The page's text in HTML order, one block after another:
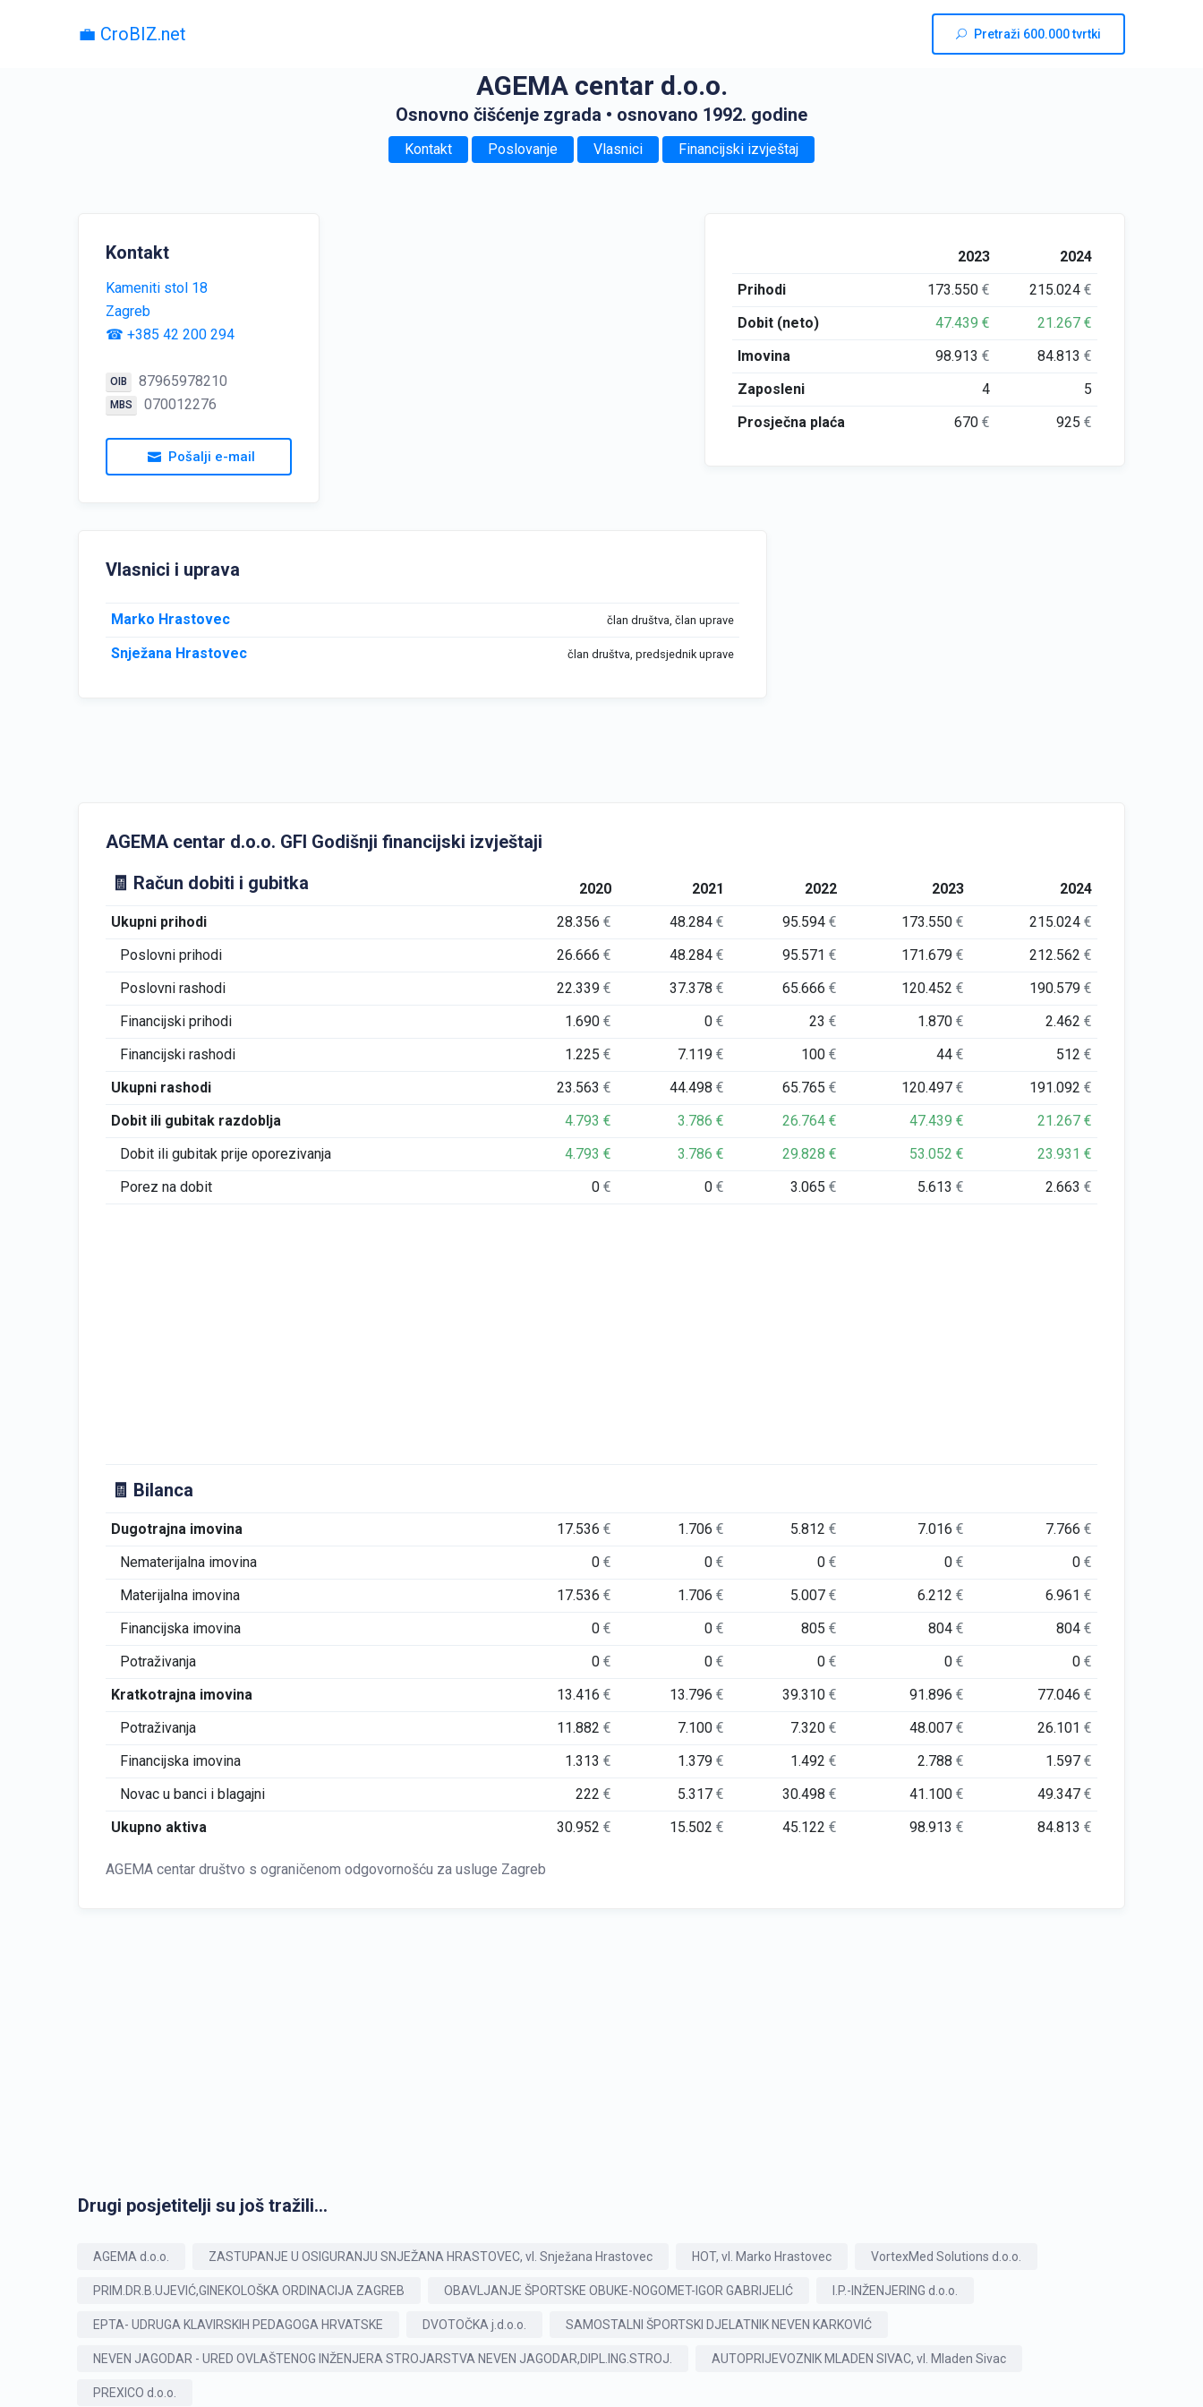
💼 CroBIZ.net Pretraži 600.000 tvrtki
AGEMA centar d.o.o.
Osnovno čišćenje zgrada • osnovano 1992. godine
Kontakt Poslovanje Vlasnici Financijski izvještaj
Kontakt
Kameniti stol 18
Zagreb
☎ +385 42 200 294
OIB 87965978210
MBS 070012276
Pošalji e-mail
2023
2024
Prihodi
173.550€ 215.024€
Dobit (neto)
47.439€ 21.267€
Imovina
98.913€ 84.813€
Zaposleni
4
5
Prosječna plaća
670€ 925€
Vlasnici i uprava
Marko Hrastovec član društva, član uprave
Snježana Hrastovec član društva, predsjednik uprave
AGEMA centar d.o.o. GFI Godišnji financijski izvještaji
🧾 Račun dobiti i gubitka
2020 2021 2022 2023
2024
Ukupni prihodi
28.356€ 48.284€ 95.594€ 173.550€ 215.024€
Poslovni prihodi
26.666€ 48.284€ 95.571€ 171.679€ 212.562€
Poslovni rashodi
22.339€ 37.378€ 65.666€ 120.452€ 190.579€
Financijski prihodi
1.690€ 0€ 23€ 1.870€ 2.462€
Financijski rashodi
1.225€ 7.119€ 100€ 44€ 512€
Ukupni rashodi
23.563€ 44.498€ 65.765€ 120.497€ 191.092€
Dobit ili gubitak razdoblja
4.793€ 3.786€ 26.764€ 47.439€ 21.267€
Dobit ili gubitak prije oporezivanja
4.793€ 3.786€ 29.828€ 53.052€ 23.931€
Porez na dobit
0€ 0€ 3.065€ 5.613€ 2.663€
🧾 Bilanca
Dugotrajna imovina 17.536€ 1.706€ 5.812€ 7.016€ 7.766€
Nematerijalna imovina
0€ 0€ 0€ 0€ 0€
Materijalna imovina
17.536€ 1.706€ 5.007€ 6.212€ 6.961€
Financijska imovina
0€ 0€ 805€ 804€ 804€
Potraživanja
0€ 0€ 0€ 0€ 0€
Kratkotrajna imovina
13.416€ 13.796€ 39.310€ 91.896€ 77.046€
Potraživanja
11.882€ 7.100€ 7.320€ 48.007€ 26.101€
Financijska imovina
1.313€ 1.379€ 1.492€ 2.788€ 1.597€
Novac u banci i blagajni
222€ 5.317€ 30.498€ 41.100€ 49.347€
Ukupno aktiva
30.952€ 15.502€ 45.122€ 98.913€ 84.813€
AGEMA centar društvo s ograničenom odgovornošću za usluge Zagreb
Drugi posjetitelji su još tražili...
AGEMA d.o.o. ZASTUPANJE U OSIGURANJU SNJEŽANA HRASTOVEC, vl. Snježana Hrastovec HOT, vl. Marko Hrastovec VortexMed Solutions d.o.o.
PRIM.DR.B.UJEVIĆ,GINEKOLOŠKA ORDINACIJA ZAGREB OBAVLJANJE ŠPORTSKE OBUKE-NOGOMET-IGOR GABRIJELIĆ I.P.-INŽENJERING d.o.o.
EPTA- UDRUGA KLAVIRSKIH PEDAGOGA HRVATSKE DVOTOČKA j.d.o.o. SAMOSTALNI ŠPORTSKI DJELATNIK NEVEN KARKOVIĆ
NEVEN JAGODAR - URED OVLAŠTENOG INŽENJERA STROJARSTVA NEVEN JAGODAR,DIPL.ING.STROJ. AUTOPRIJEVOZNIK MLADEN SIVAC, vl. Mladen Sivac
PREXICO d.o.o.